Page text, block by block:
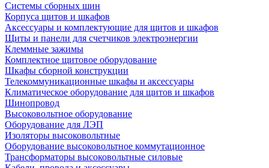
Системы сборных шин
Корпуса щитов и шкафов
Аксессуары и комплектующие для щитов и шкафов
Щиты и панели для счетчиков электроэнергии
Клеммные зажимы
Комплектное щитовое оборудование
Шкафы сборной конструкции
Телекоммуникационные шкафы и аксессуары
Климатическое оборудование для щитов и шкафов
Шинопровод
Высоковольтное оборудование
Оборудование для ЛЭП
Изоляторы высоковольтные
Оборудование высоковольтное коммутационное
Трансформаторы высоковольтные силовые